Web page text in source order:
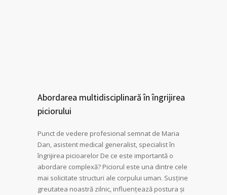
Abordarea multidisciplinară în îngrijirea
piciorului
Punct de vedere profesional semnat de Maria
Dan, asistent medical generalist, specialist în
îngrijirea picioarelor De ce este importantă o
abordare complexă? Piciorul este una dintre cele
mai solicitate structuri ale corpului uman. Susține
greutatea noastră zilnic, influențează postura și